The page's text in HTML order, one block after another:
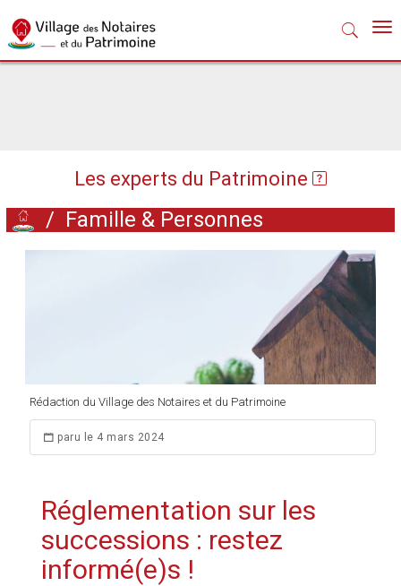
Les experts du Patrimoine
/ Famille & Personnes
Rédaction du Village des Notaires et du Patrimoine
paru le 4 mars 2024
Réglementation sur les
successions : restez
informé(e)s !